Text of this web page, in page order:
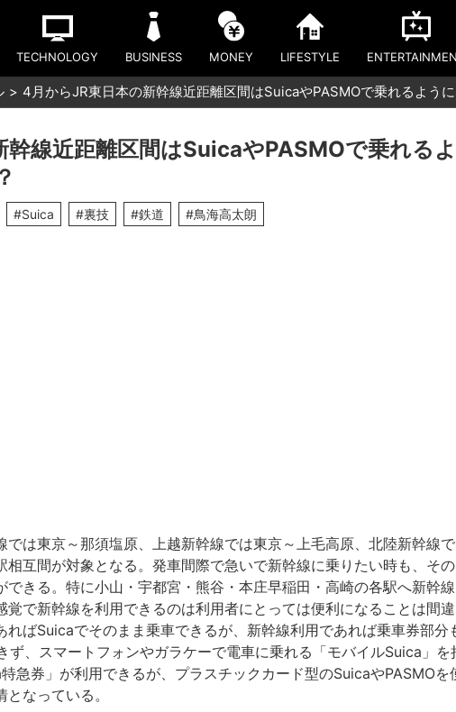
TECHNOLOGY BUSINESS MONEY LIFESTYLE
4月からJR東日本の新幹線近距離区間はSuicaやPASMOで乗れるよう
線近距離区間はSuicaやPASMOで乗れる
#Suica #裏技 #鉄道 #鳥海高太朗
では東京～那須塩原、上越新幹線では東京～上毛高原、北陸新幹線
互間が対象となる。発車間際で急いで新幹線に乗りたい時も、その
できる。特に小山・宇都宮・熊谷・本庄早稲田・高崎の各駅へ新幹
で新幹線を利用できるのは利用者にとっては便利になることは間
ればSuicaでそのまま乗車できるが、新幹線利用であれば乗車券部分
ず、スマートフォンやガラケーで電車に乗れる「モバイルSuica」を
急券」が利用できるが、プラスチックカード型のSuicaやPASMOを
なっている。